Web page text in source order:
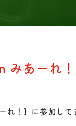
みあーれ
れ！】に参加して